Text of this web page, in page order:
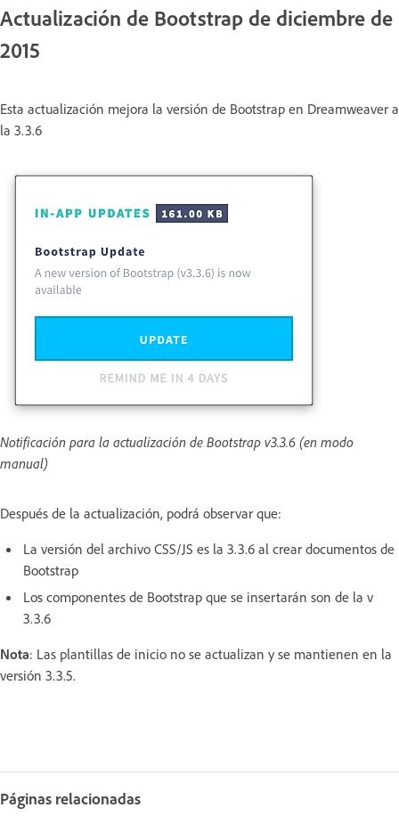
Actualización de Bootstrap de diciembre de
2015
Esta actualización mejora la versión de Bootstrap en Dreamweaver a
la 3.3.6
Notificación para la actualización de Bootstrap v3.3.6 (en modo
manual)
Después de la actualización, podrá observar que:
La versión del archivo CSS/JS es la 3.3.6 al crear documentos de
Bootstrap
Los componentes de Bootstrap que se insertarán son de la v
3.3.6
Nota: Las plantillas de inicio no se actualizan y se mantienen en la
versión 3.3.5.
Páginas relacionadas